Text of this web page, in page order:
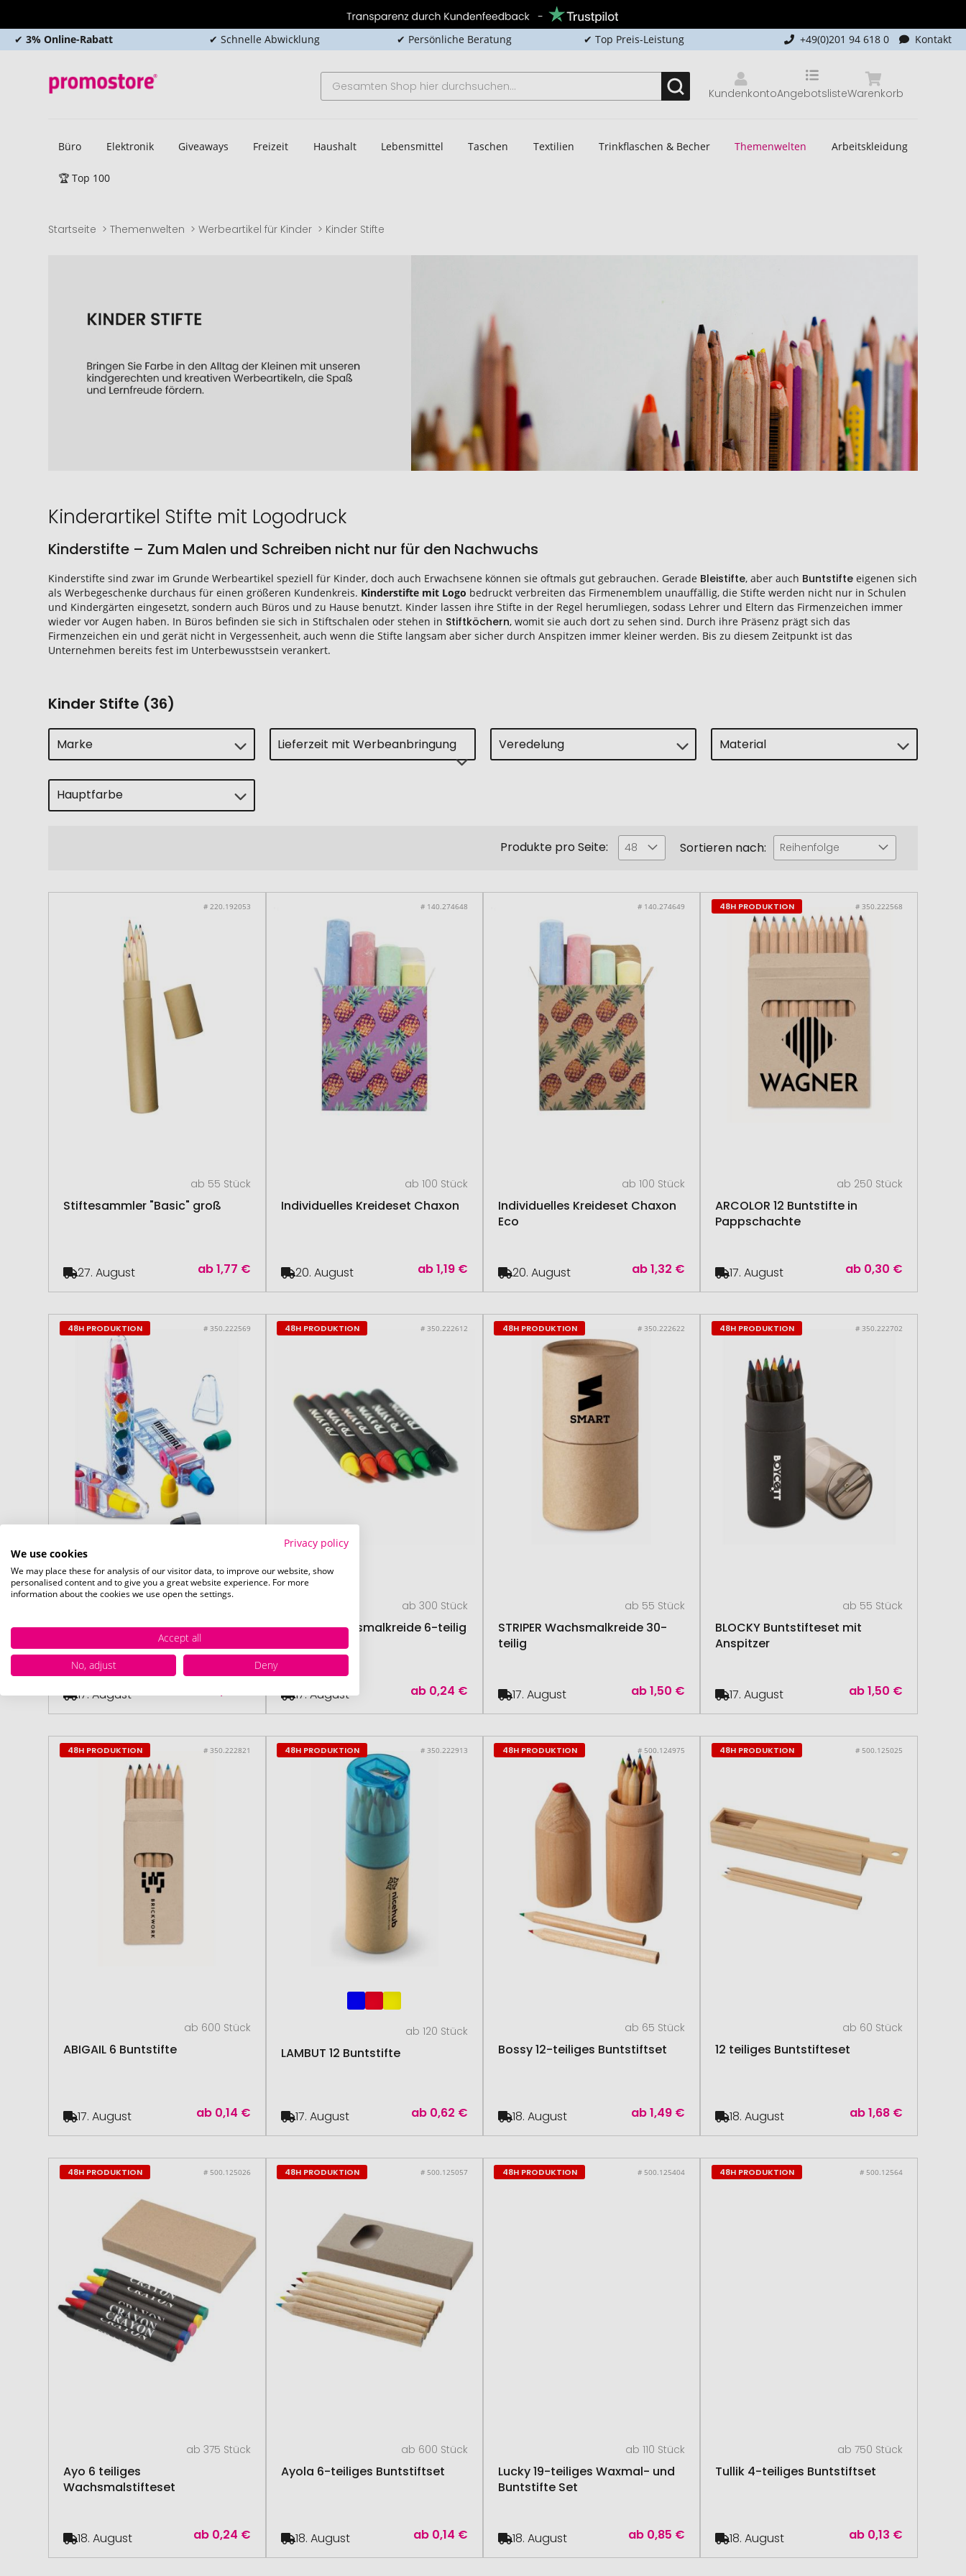
✔ 3% Online-Rabatt ✔ Schnelle Abwicklung ✔ Persönliche Beratung ✔ Top Preis-Leistung +49(0)201 94 618 0 Kontakt
Kundenkonto Warenkorb
Angebotsliste
Büro Elektronik Giveaways Freizeit Haushalt Lebensmittel Taschen Textilien Trinkflaschen & Becher Themenwelten Arbeitskleidung
🏆 Top 100
Startseite Themenwelten Werbeartikel für Kinder Kinder Stifte
Kinderartikel Stifte mit Logodruck
Kinderstifte – Zum Malen und Schreiben nicht nur für den Nachwuchs
Kinderstifte sind zwar im Grunde Werbeartikel speziell für Kinder, doch auch Erwachsene können sie oftmals gut gebrauchen. Gerade Bleistifte, aber auch Buntstifte eigenen sich
als Werbegeschenke durchaus für einen größeren Kundenkreis. Kinderstifte mit Logo bedruckt verbreiten das Firmenemblem unauffällig, die Stifte werden nicht nur in Schulen
und Kindergärten eingesetzt, sondern auch Büros und zu Hause benutzt. Kinder lassen ihre Stifte in der Regel herumliegen, sodass Lehrer und Eltern das Firmenzeichen immer
wieder vor Augen haben. In Büros befinden sie sich in Stiftschalen oder stehen in Stiftköchern, womit sie auch dort zu sehen sind. Durch ihre Präsenz prägt sich das
Firmenzeichen ein und gerät nicht in Vergessenheit, auch wenn die Stifte langsam aber sicher durch Anspitzen immer kleiner werden. Bis zu diesem Zeitpunkt ist das
Unternehmen bereits fest im Unterbewusstsein verankert.
Kinder Stifte (36)
Marke Lieferzeit mit Werbeanbringung Veredelung Material
Hauptfarbe
Produkte pro Seite: 48 Sortieren nach: Reihenfolge
# 220.192053
ab 55 Stück
Stiftesammler "Basic" groß
ab1,77 €
27. August
# 140.274648
ab 100 Stück
Individuelles Kreideset Chaxon
ab1,19 €
20. August
# 140.274649
ab 100 Stück
Individuelles Kreideset Chaxon
Eco
ab1,32 €
20. August
48H PRODUKTION # 350.222568
ab 250 Stück
ARCOLOR 12 Buntstifte in
Pappschachte
ab 0,30 €
17. August
48H PRODUKTION # 350.222569
MAGIC Wachsmalkreide
17. August
48H PRODUKTION # 350.222612
ab 300 Stück
BRABO Wachsmalkreide 6-teilig
ab 0,24 €
17. August
48H PRODUKTION # 350.222622
ab 55 Stück
STRIPER Wachsmalkreide 30-
teilig
ab1,50 €
17. August
48H PRODUKTION # 350.222702
ab 55 Stück
BLOCKY Buntstifteset mit
Anspitzer
ab1,50 €
17. August
48H PRODUKTION # 350.222821
ab 600 Stück
ABIGAIL 6 Buntstifte
ab 0,14 €
17. August
48H PRODUKTION # 350.222913
ab 120 Stück
LAMBUT 12 Buntstifte
ab 0,62 €
17. August
48H PRODUKTION # 500.124975
ab 65 Stück
Bossy 12-teiliges Buntstiftset
ab1,49 €
18. August
48H PRODUKTION # 500.125025
ab 60 Stück
12 teiliges Buntstifteset
ab1,68 €
18. August
48H PRODUKTION # 500.125026
ab 375 Stück
Ayo 6 teiliges
Wachsmalstifteset
ab 0,24 €
18. August
48H PRODUKTION # 500.125057
ab 600 Stück
Ayola 6-teiliges Buntstiftset
ab 0,14 €
18. August
48H PRODUKTION # 500.125404
ab 110 Stück
Lucky 19-teiliges Waxmal- und
Buntstifte Set
ab 0,85 €
18. August
48H PRODUKTION # 500.12564
ab 750 Stück
Tullik 4-teiliges Buntstiftset
ab 0,13 €
18. August
Privacy policy
We use cookies
We may place these for analysis of our visitor data, to improve our website, show
personalised content and to give you a great website experience. For more
information about the cookies we use open the settings.
Accept all
No, adjust
Deny